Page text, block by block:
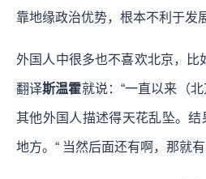
靠地缘政治优势，根本不利于发
外国人中很多也不喜欢北京，比
翻译斯温霍就说：“一直以来（
其他外国人描述得天花乱坠。
地方。“ 当然后面还有啊，那就有